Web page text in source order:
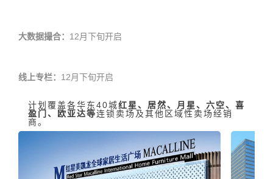
大数据撮合： 12月下旬开启
线上专栏： 12月下旬开启
计划覆盖各华东40城红星、居然、月星、六空、喜
盈门、欧亚达等连锁卖场及其他区域性卖场经销
商。